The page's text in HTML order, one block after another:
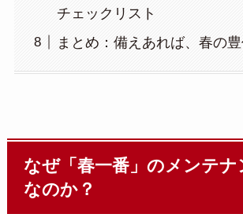
チェックリスト
まとめ：備えあれば、春の豊
なぜ「春一番」のメンテナ
なのか？